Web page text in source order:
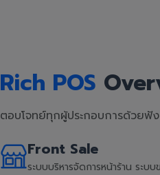
Rich POS
ตอบโจทย์ทุกผู้ประกอบการด้วยฟั
Front Sale
ระบบบริหารจัดการหน้าร้าน ระบ